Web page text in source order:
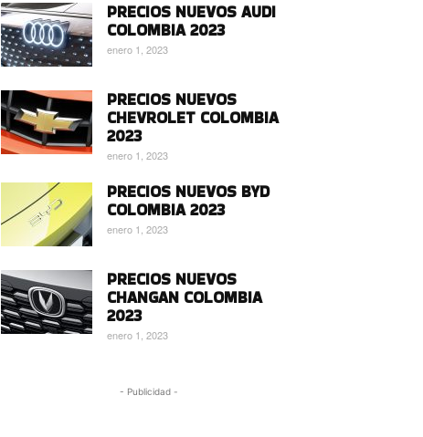
PRECIOS NUEVOS AUDI
COLOMBIA 2023
enero 1, 2023
PRECIOS NUEVOS
CHEVROLET COLOMBIA
2023
enero 1, 2023
PRECIOS NUEVOS BYD
COLOMBIA 2023
enero 1, 2023
PRECIOS NUEVOS
CHANGAN COLOMBIA
2023
enero 1, 2023
- Publicidad -